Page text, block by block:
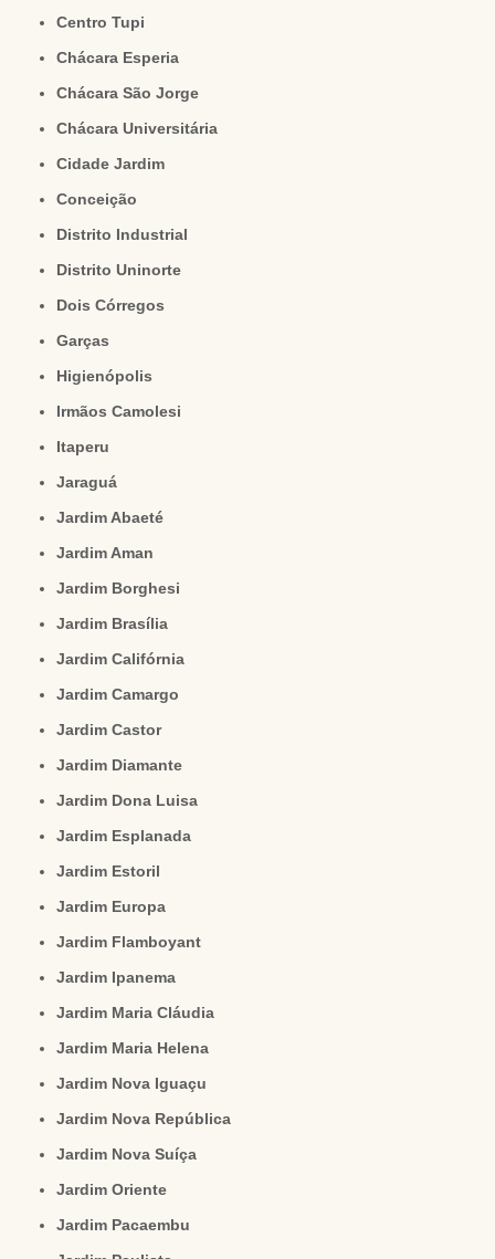
Centro Tupi
Chácara Esperia
Chácara São Jorge
Chácara Universitária
Cidade Jardim
Conceição
Distrito Industrial
Distrito Uninorte
Dois Córregos
Garças
Higienópolis
Irmãos Camolesi
Itaperu
Jaraguá
Jardim Abaeté
Jardim Aman
Jardim Borghesi
Jardim Brasília
Jardim Califórnia
Jardim Camargo
Jardim Castor
Jardim Diamante
Jardim Dona Luisa
Jardim Esplanada
Jardim Estoril
Jardim Europa
Jardim Flamboyant
Jardim Ipanema
Jardim Maria Cláudia
Jardim Maria Helena
Jardim Nova Iguaçu
Jardim Nova República
Jardim Nova Suíça
Jardim Oriente
Jardim Pacaembu